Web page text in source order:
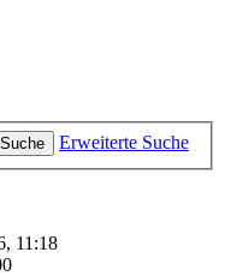
Suche Erweiterte Suche
11:18